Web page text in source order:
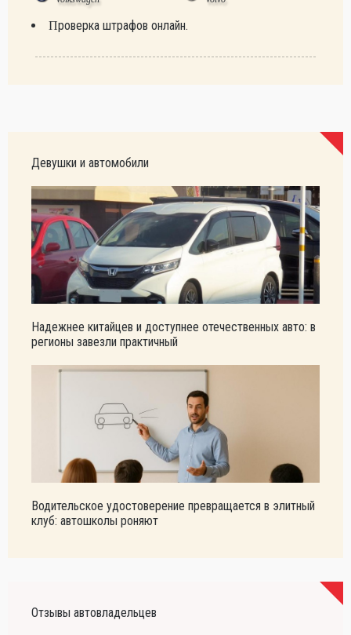
Проверка штрафов онлайн.
Девушки и автомобили
Надежнее китайцев и доступнее отечественных авто: в
регионы завезли практичный
Водительское удостоверение превращается в элитный
клуб: автошколы роняют
Отзывы автовладельцев